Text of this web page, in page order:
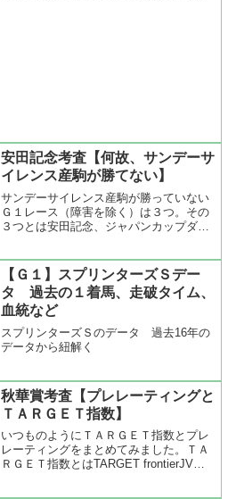
安田記念考査【何故、サンデーサ
イレンス産駒が勝てない】
サンデーサイレンス産駒が勝っていない
Ｇ１レース（障害を除く）は３つ。その
３つとは安田記念、ジャパンカップダー
言うこと。ジャパンカップダート（４
頭）とＮＨＫマイルカップ（...
【Ｇ１】スプリンターズＳデー
タ 過去の１着馬、走破タイム、
血統など
スプリンターズＳのデータ 過去16年の
データから紐解く
秋華賞考査【プレレーティングと
ＴＡＲＧＥＴ指数】
いつものようにＴＡＲＧＥＴ指数とプレ
レーティングをまとめてみました。ＴＡ
ＲＧＥＴ指数とはTARGET frontierJVで